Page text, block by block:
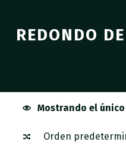
REDONDO
Mostrando el